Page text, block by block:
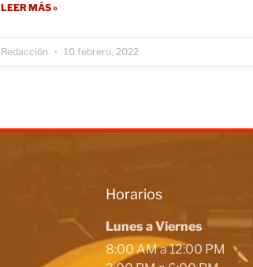
LEER MÁS »
Redacción 10 febrero, 2022
Horarios
Lunes a Viernes
8:00 AM a 12:00 PM